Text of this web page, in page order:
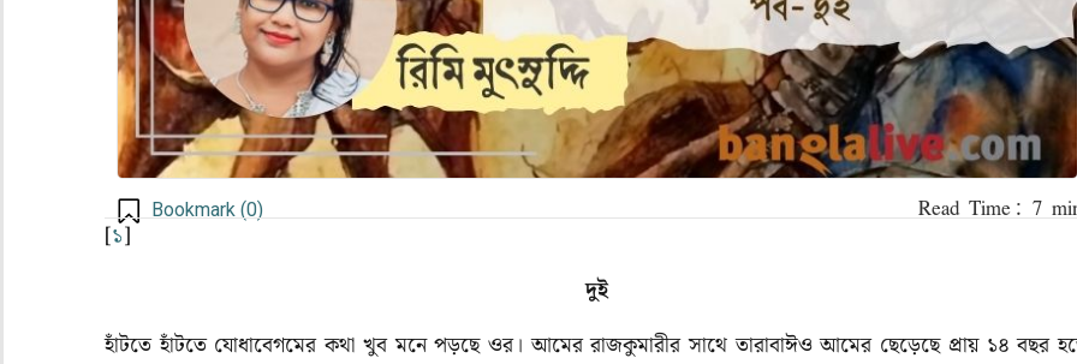
Bookmark (0)
[১]
দুই
হাঁটতে হাঁটতে যোধাবেগমের কথা খুব মনে পড়ছে ওর। আমের রাজকুমারীর সাথে তারাবাঈও আমের ছেড়েছে প্রায় ১৪ বছর